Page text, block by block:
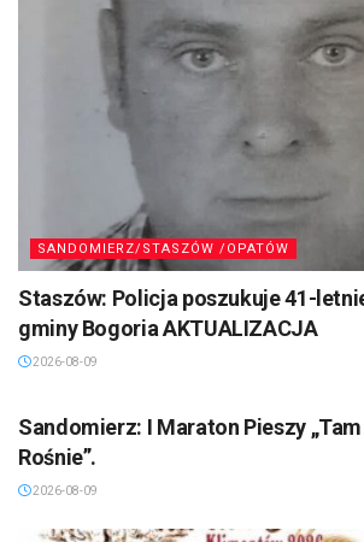
SANDOMIERZ/STASZÓW /OPATÓW
Staszów: Policja poszukuje 41-
gminy Bogoria AKTUALIZACJA
2026-08-09
Sandomierz: I Maraton Pieszy
Rośnie”.
2026-08-09